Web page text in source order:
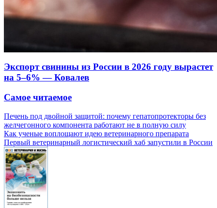
Экспорт свинины из России в 2026 году вырастет
на 5–6% — Ковалев
Самое читаемое
Печень под двойной защитой: почему гепатопротекторы без
желчегонного компонента работают не в полную силу
Как ученые воплощают идею ветеринарного препарата
Первый ветеринарный логистический хаб запустили в России